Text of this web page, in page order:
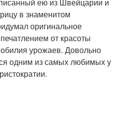
ею из Швейцарии и
в знаменитом
оригинальное
от красоты
урожаев. Довольно
одним из самых любимых у